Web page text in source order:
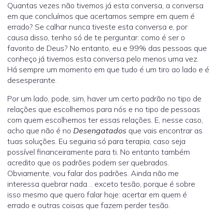
Quantas vezes não tivemos já esta conversa, a conversa
em que concluímos que acertamos sempre em quem é
errado? Se calhar nunca tiveste esta conversa e, por
causa disso, tenho só de te perguntar: como é ser o
favorito de Deus? No entanto, eu e 99% das pessoas que
conheço já tivemos esta conversa pelo menos uma vez.
Há sempre um momento em que tudo é um tiro ao lado e é
desesperante.
Por um lado, pode, sim, haver um certo padrão no tipo de
relações que escolhemos para nós e no tipo de pessoas
com quem escolhemos ter essas relações. E, nesse caso,
acho que não é no Desengatados que vais encontrar as
tuas soluções. Eu seguiria só para terapia, caso seja
possível financeiramente para ti. No entanto também
acredito que os padrões podem ser quebrados.
Obviamente, vou falar dos padrões. Ainda não me
interessa quebrar nada… exceto tesão, porque é sobre
isso mesmo que quero falar hoje: acertar em quem é
errado e outras coisas que fazem perder tesão.